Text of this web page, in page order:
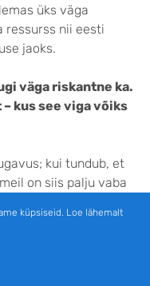
üks väga
ressurss nii eesti
jaoks.
väga riskantne ka.
kus see viga võiks
kui tundub, et
on siis palju vaba
küpsiseid. Loe lähemalt